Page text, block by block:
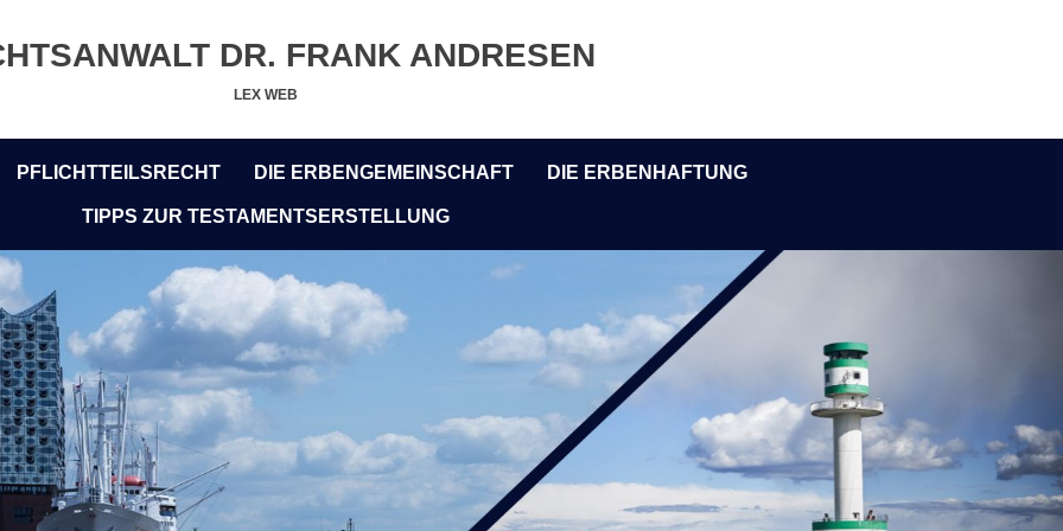
DR. FRANK ANDRESEN
LEX WEB
PFLICHTTEILSRECHT DIE ERBENGEMEINSCHAFT DIE ERBENHAFTUNG
TIPPS ZUR TESTAMENTSERSTELLUNG